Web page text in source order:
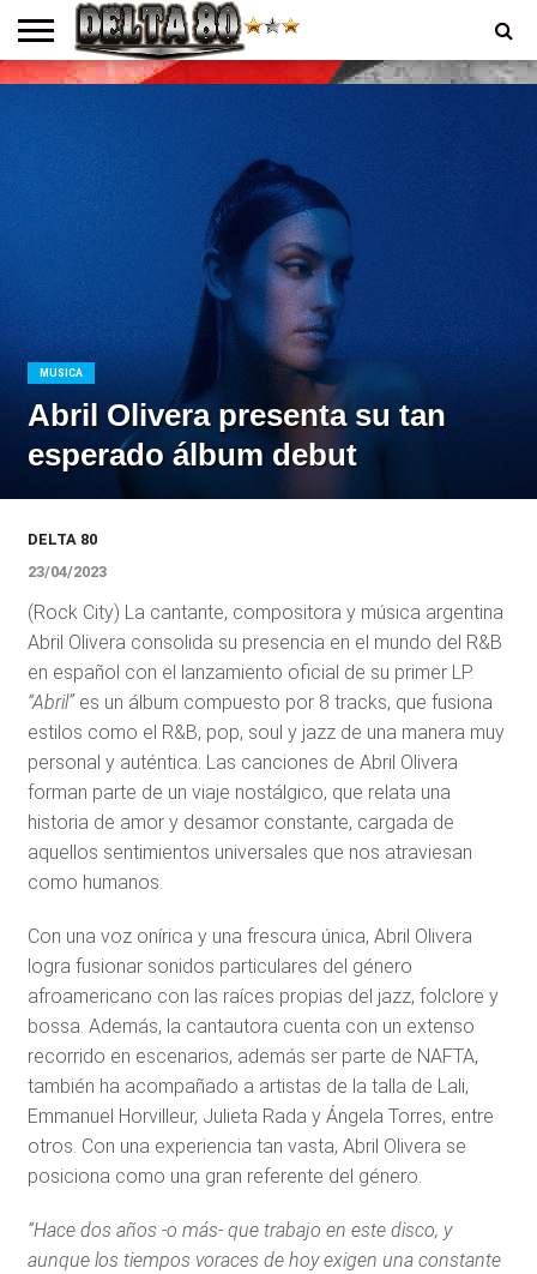
ENTREVISTAS
MUSICA
Abril Olivera presenta su tan
esperado álbum debut
DELTA 80
23/04/2023
(Rock City) La cantante, compositora y música argentina
Abril Olivera consolida su presencia en el mundo del R&B
en español con el lanzamiento oficial de su primer LP.
“Abril”es un álbum compuesto por 8 tracks, que fusiona
estilos como el R&B, pop, soul y jazz de una manera muy
personal y auténtica. Las canciones de Abril Olivera
forman parte de un viaje nostálgico, que relata una
historia de amor y desamor constante, cargada de
aquellos sentimientos universales que nos atraviesan
como humanos.
Con una voz onírica y una frescura única, Abril Olivera
logra fusionar sonidos particulares del género
afroamericano con las raíces propias del jazz, folclore y
bossa. Además, la cantautora cuenta con un extenso
recorrido en escenarios, además ser parte de NAFTA,
también ha acompañado a artistas de la talla de Lali,
Emmanuel Horvilleur, Julieta Rada y Ángela Torres, entre
otros. Con una experiencia tan vasta, Abril Olivera se
posiciona como una gran referente del género.
“Hace dos años -o más- que trabajo en este disco, y
aunque los tiempos voraces de hoy exigen una constante